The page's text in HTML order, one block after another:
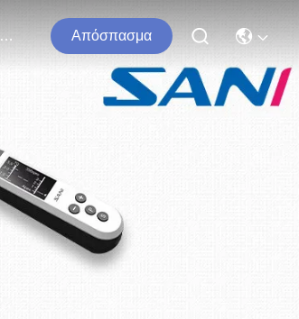
Επικοινωνήστε Μαζί Μας Απόσπασμα